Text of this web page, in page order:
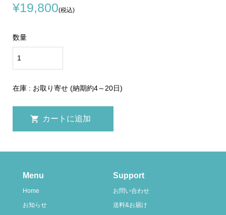
¥19,800(税込)
数量
在庫 : お取り寄せ (納期約4～20日)
Menu
Home
お知らせ
Support
お問い合わせ
送料&お届け